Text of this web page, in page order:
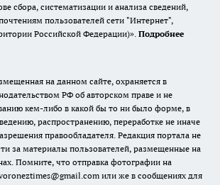
сбора, систематизации и анализа сведений,
пользователей сети "Интернет",
Российской Федерации)». Подробнее
на данном сайте, охраняется в
РФ об авторском праве и не
кем-либо в какой бы то ни было форме, в
распространению, переработке не иначе
правообладателя. Редакция портала не
за материалы пользователей, размещенные на
Помните, что отправка фотографии на
или же в сообщениях для